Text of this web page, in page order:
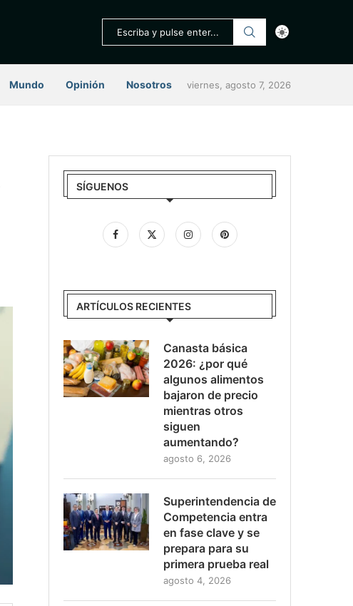
Mundo Opinión Nosotros viernes, agosto 7, 2026
SÍGUENOS
ARTÍCULOS RECIENTES
Canasta básica
2026: ¿por qué
algunos alimentos
bajaron de precio
mientras otros
siguen
aumentando?
agosto 6, 2026
Superintendencia de
Competencia entra
en fase clave y se
prepara para su
primera prueba real
agosto 4, 2026